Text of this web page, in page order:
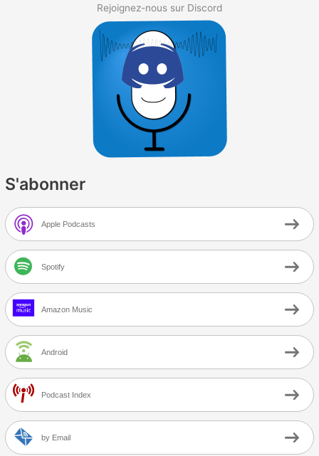
Rejoignez-nous sur Discord
S'abonner
Apple Podcasts
Spotify
Amazon Music
Android
Podcast Index
by Email